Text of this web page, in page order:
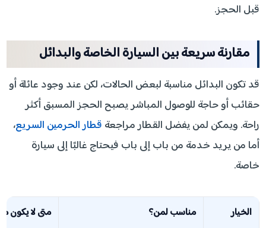
قبل الحجز.
مقارنة سريعة بين السيارة الخاصة والبدائل
قد تكون البدائل مناسبة لبعض الحالات، لكن عند وجود عائلة أو
حقائب أو حاجة للوصول المباشر يصبح الحجز المسبق أكثر
راحة. ويمكن لمن يفضل القطار مراجعة قطار الحرمين السريع،
أما من يريد خدمة من باب إلى باب فيحتاج غالبًا إلى سيارة
خاصة.
الخيار مناسب لمن؟ متى لا يكون